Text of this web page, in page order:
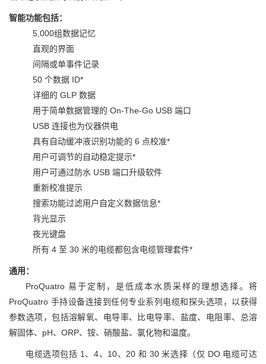
智能功能包括：
5,000组数据记忆
直观的界面
间隔或单事件记录
50 个数据 ID*
详细的 GLP 数据
用于简单数据管理的 On-The-Go USB 端口
USB 连接也为仪器供电
具有自动缓冲液识别功能的 6 点校准*
用户可调节的自动稳定提示*
用户可通过防水 USB 端口升级软件
重新校准提示
搜索功能过滤用户自定义数据信息*
背光显示
夜光键盘
所有 4 至 30 米的电缆都包含电缆管理套件*
通用：
ProQuatro 易于定制，是低成本水质采样的理想选择。将
ProQuatro 手持设备连接到任何专业系列电缆和探头选项，以获得
参数选项，包括溶解氧、电导率、比电导率、盐度、电阻率、总溶
解固体、pH、ORP、铵、硝酸盐、氯化物和温度。
电缆选项包括 1、4、10、20 和 30 米选择（仅 DO 电缆可达